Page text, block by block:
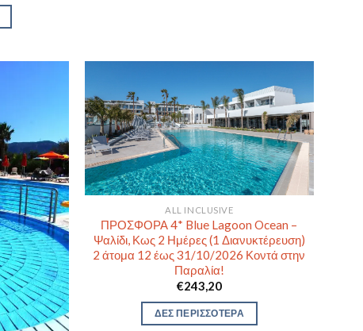
ALL INCLUSIVE
ΠΡΟΣΦΟΡΑ 4* Blue Lagoon Ocean –
Ψαλίδι, Κως 2 Ημέρες (1 Διανυκτέρευση)
2 άτομα 12 έως 31/10/2026 Κοντά στην
Παραλία!
€243,20
ΔΕΣ ΠΕΡΙΣΣΟΤΕΡΑ